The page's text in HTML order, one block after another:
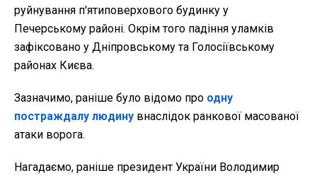
руйнування п'ятиповерхового будинку у
Печерському районі. Окрім того падіння уламків
зафіксовано у Дніпровському та Голосіївському
районах Києва.
Зазначимо, раніше було відомо про одну
постраждалу людину внаслідок ранкової масованої
атаки ворога.
Нагадаємо, раніше президент України Володимир